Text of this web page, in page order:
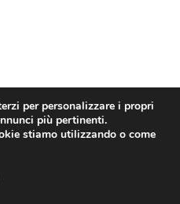
per personalizzare i propri
più pertinenti.
stiamo utilizzando o come